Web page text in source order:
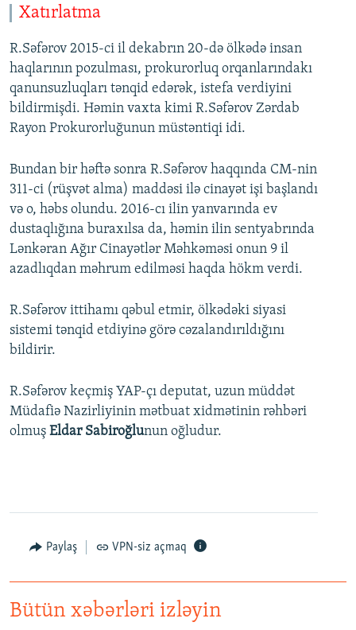
Xatırlatma
R.Səfərov 2015-ci il dekabrın 20-də ölkədə insan
haqlarının pozulması, prokurorluq orqanlarındakı
qanunsuzluqları tənqid edərək, istefa verdiyini
bildirmişdi. Həmin vaxta kimi R.Səfərov Zərdab
Rayon Prokurorluğunun müstəntiqi idi.
Bundan bir həftə sonra R.Səfərov haqqında CM-nin
311-ci (rüşvət alma) maddəsi ilə cinayət işi başlandı
və o, həbs olundu. 2016-cı ilin yanvarında ev
dustaqlığına buraxılsa da, həmin ilin sentyabrında
Lənkəran Ağır Cinayətlər Məhkəməsi onun 9 il
azadlıqdan məhrum edilməsi haqda hökm verdi.
R.Səfərov ittihamı qəbul etmir, ölkədəki siyasi
sistemi tənqid etdiyinə görə cəzalandırıldığını
bildirir.
R.Səfərov keçmiş YAP-çı deputat, uzun müddət
Müdafiə Nazirliyinin mətbuat xidmətinin rəhbəri
olmuş Eldar Sabiroğlunun oğludur.
Paylaş VPN-siz açmaq
Bütün xəbərləri izləyin